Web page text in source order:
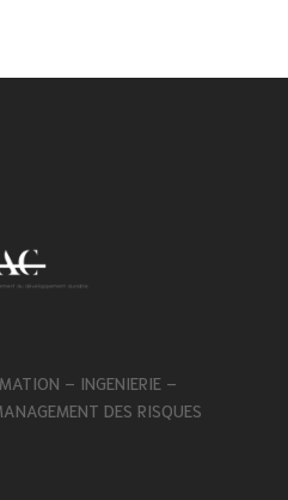
– INGENIERIE –
DES RISQUES